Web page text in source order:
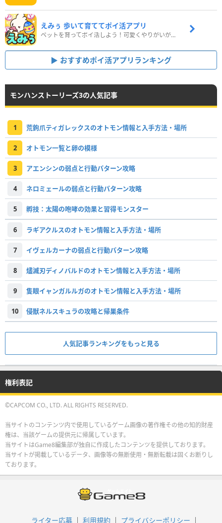
えみぅ 歩いて育ててポイ活アプリ
ペットを育ってポイ活しよう！可愛くやりがいがある新感覚アプリ
おすすめポイ活アプリランキング
モンハンストーリーズ3の人気記事
1 荒鉤爪ティガレックスのオトモン情報と入手方法・場所
2 オトモン一覧と卵の模様
3 アエンシンの弱点と行動パターン攻略
4 ネロミェールの弱点と行動パターン攻略
5 孵技：太陽の咆哮の効果と習得モンスター
6 ラギアクルスのオトモン情報と入手方法・場所
7 イヴェルカーナの弱点と行動パターン攻略
8 燼滅刃ディノバルドのオトモン情報と入手方法・場所
9 隻眼イャンガルルガのオトモン情報と入手方法・場所
10 侵獣ネルスキュラの攻略と帰巣条件
人気記事ランキングをもっと見る
権利表記
©CAPCOM CO., LTD. ALL RIGHTS RESERVED.
当サイトのコンテンツ内で使用しているゲーム画像の著作権その他の知的財産
権は、当該ゲームの提供元に帰属しています。
当サイトはGame8編集部が独自に作成したコンテンツを提供しております。
当サイトが掲載しているデータ、画像等の無断使用・無断転載は固くお断りし
ております。
ライター応募 利用規約 プライバシーポリシー